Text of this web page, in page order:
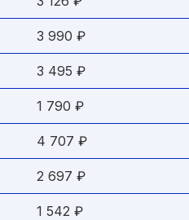
3 990 ₽
3 495 ₽
1 790 ₽
4 707 ₽
2 697 ₽
1 542 ₽